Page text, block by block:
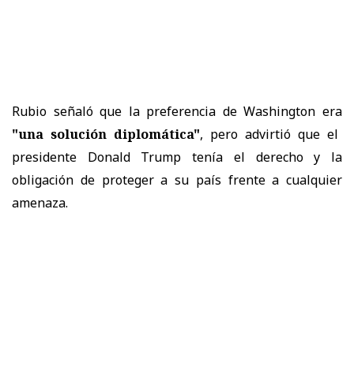
Rubio señaló que la preferencia de Washington era
"una solución diplomática", pero advirtió que el
presidente Donald Trump tenía el derecho y la
obligación de proteger a su país frente a cualquier
amenaza.